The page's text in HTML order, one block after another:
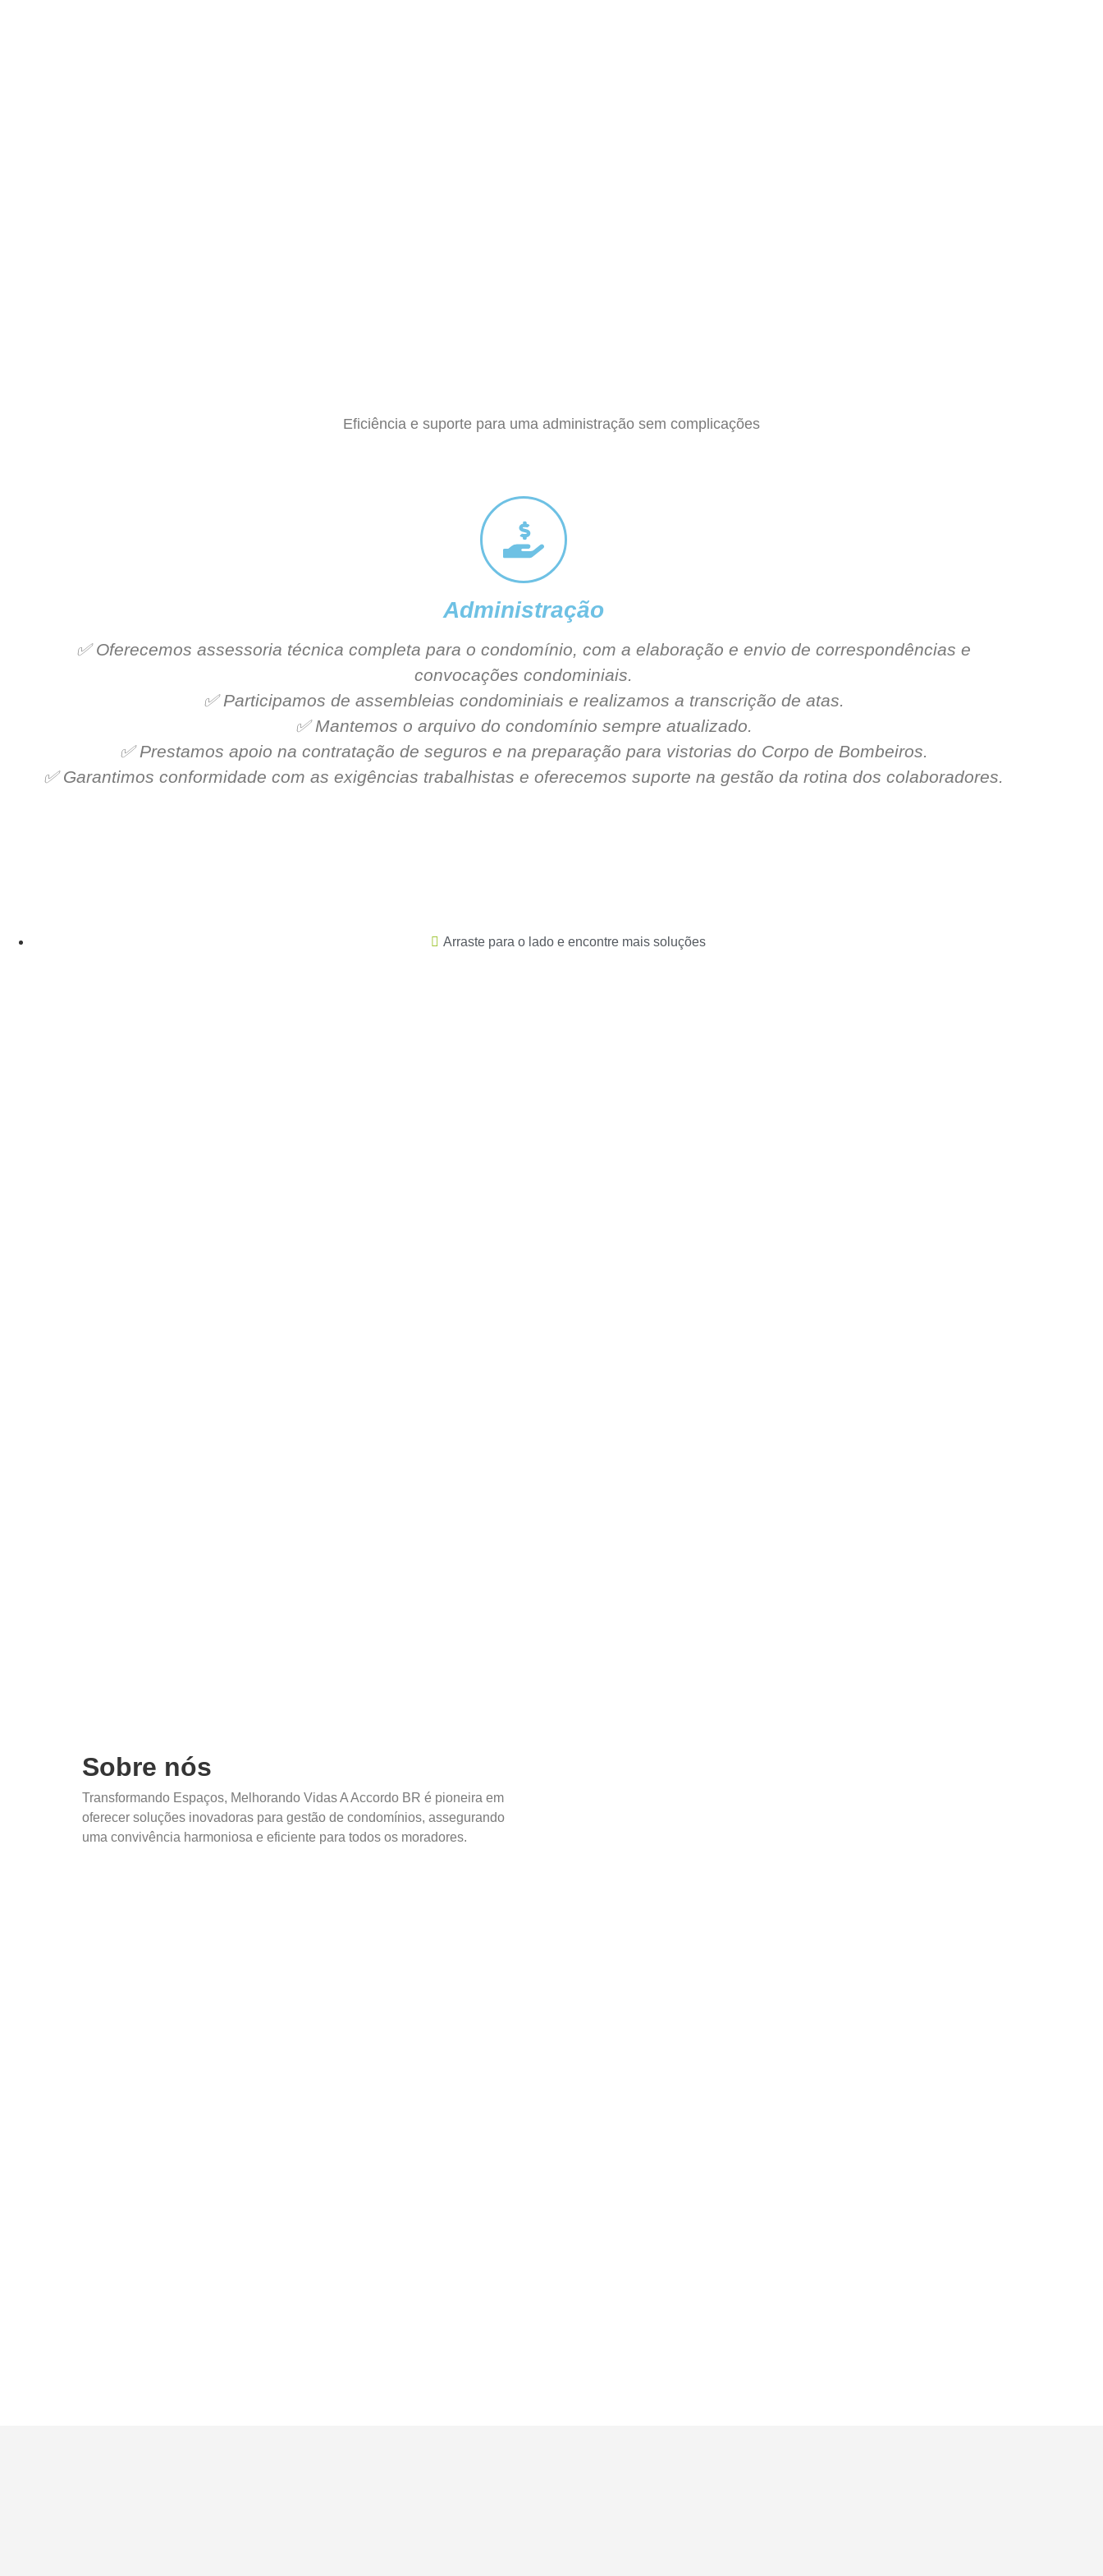
Eficiência e suporte para uma administração sem complicações
Administração
✅ Oferecemos assessoria técnica completa para o condomínio, com a elaboração e envio de correspondências e
convocações condominiais.
✅ Participamos de assembleias condominiais e realizamos a transcrição de atas.
✅ Mantemos o arquivo do condomínio sempre atualizado.
✅ Prestamos apoio na contratação de seguros e na preparação para vistorias do Corpo de Bombeiros.
✅ Garantimos conformidade com as exigências trabalhistas e oferecemos suporte na gestão da rotina dos colaboradores.
Arraste para o lado e encontre mais soluções
Sobre nós
Transformando Espaços, Melhorando Vidas A Accordo BR é pioneira em
oferecer soluções inovadoras para gestão de condomínios, assegurando
uma convivência harmoniosa e eficiente para todos os moradores.